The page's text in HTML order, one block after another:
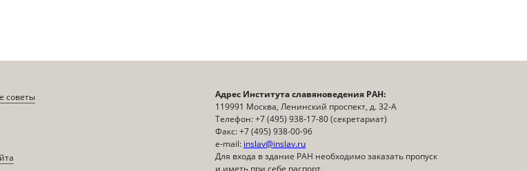
советы
Адрес Института славяноведения РАН:
119991 Москва, Ленинский проспект, д. 32-А
Телефон: +7 (495) 938-17-80 (секретариат)
Факс: +7 (495) 938-00-96
e-mail: inslav@inslav.ru
Для входа в здание РАН необходимо заказать пропуск